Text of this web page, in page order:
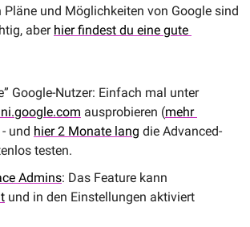
Pläne und Möglichkeiten von Google sind
aber hier findest du eine gute
Für “normale” Google-Nutzer: Einfach mal unter
ausprobieren (mehr
und hier 2 Monate lang die Advanced-
testen.
Admins
und in den Einstellungen aktiviert